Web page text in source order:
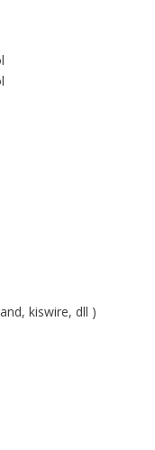
kiswire, dll )